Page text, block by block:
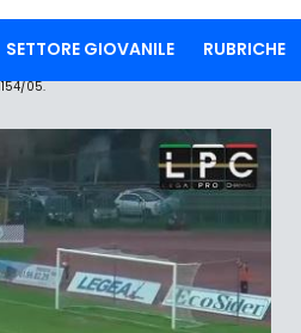
SETTORE GIOVANILE RUBRICHE
05.